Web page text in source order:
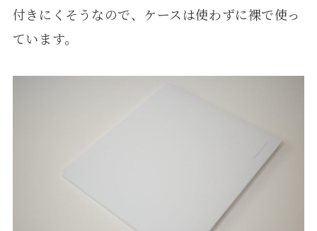
付きにくそうなので、ケースは使わずに裸で使っ
ています。